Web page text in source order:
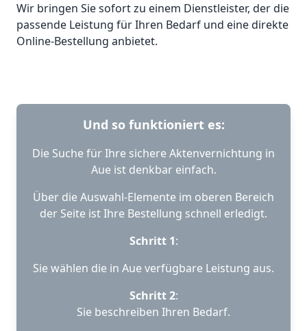
Wir bringen Sie sofort zu einem Dienstleister, der die
passende Leistung für Ihren Bedarf und eine direkte
Online-Bestellung anbietet.
Und so funktioniert es:
Die Suche für Ihre sichere Aktenvernichtung in
Aue ist denkbar einfach.
Über die Auswahl-Elemente im oberen Bereich
der Seite ist Ihre Bestellung schnell erledigt.
Schritt 1:
Sie wählen die in Aue verfügbare Leistung aus.
Schritt 2:
Sie beschreiben Ihren Bedarf.